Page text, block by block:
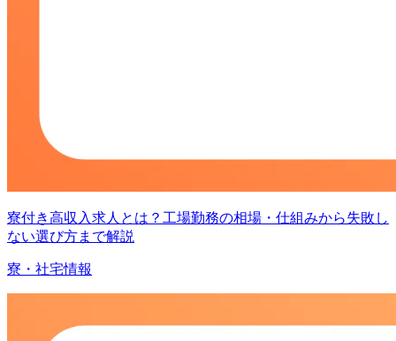
寮付き高収入求人とは？工場勤務の相場・仕組みから失敗し
ない選び方まで解説
寮・社宅情報